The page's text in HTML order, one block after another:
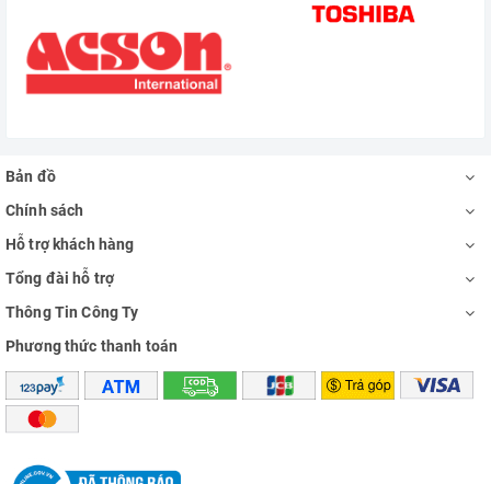
Bản đồ
Chính sách
Hỗ trợ khách hàng
Tổng đài hỗ trợ
Thông Tin Công Ty
Phương thức thanh toán